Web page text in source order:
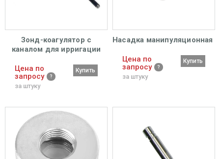
Зонд-коагулятор с
каналом для ирригации
Цена по
запросу
за штуку
Купить
Насадка манипуляционная
Цена по
запросу
за штуку
Купить